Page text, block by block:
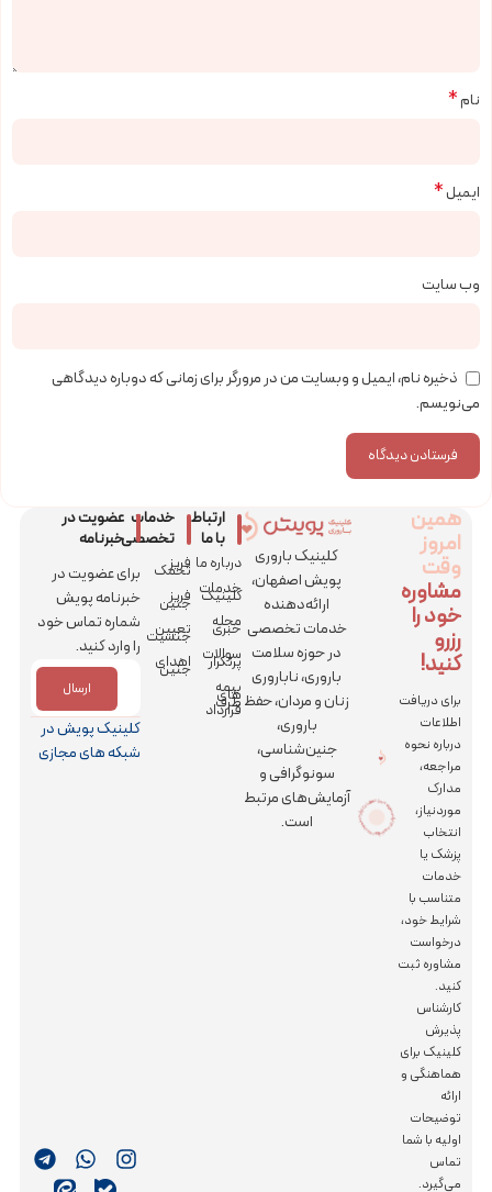
نام*
ایمیل*
وب‌ سایت
ذخیره نام، ایمیل و وبسایت من در مرورگر برای زمانی که دوباره دیدگاهی
می‌نویسم.
همین
امروز
وقت
مشاوره
خود را
رزرو
کنید!
برای دریافت
اطلاعات
درباره نحوه
مراجعه،
مدارک
موردنیاز،
انتخاب
پزشک یا
خدمات
متناسب با
شرایط خود،
درخواست
مشاوره ثبت
کنید.
کارشناس
پذیرش
کلینیک برای
هماهنگی و
ارائه
توضیحات
اولیه با شما
تماس
می‌گیرد.
|کلینیک باروری پویش و مرکز جراحی رویش | کلینیکباروریپویشو مر
کز جراحی رویش
کلینیک باروری
پویش اصفهان،
ارائه‌دهنده
خدمات تخصصی
در حوزه سلامت
باروری، ناباروری
زنان و مردان، حفظ
باروری،
جنین‌شناسی،
سونوگرافی و
آزمایش‌های مرتبط
است.
ارتباط
با ما
درباره ما
خدمات
کلینیک
مجله
خبری
سوالات
پرتکرار
بیمه
های
طرف
قرارداد
خدمات
تخصصی
فریز
تخمک
فریز
جنین
تعیین
جنسیت
اهدای
جنین
عضویت در
خبرنامه
برای عضویت در
خبرنامه پویش
شماره تماس خود
را وارد کنید.
ارسال
کلینیک پویش در
شبکه های مجازی